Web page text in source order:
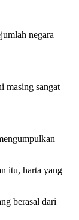
negara
masing sangat
itu, harta yang
berasal dari